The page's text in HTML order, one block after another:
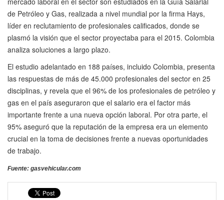
de Petróleo y Gas, realizada a nivel mundial por la firma Hays,
líder en reclutamiento de profesionales calificados, donde se
plasmó la visión que el sector proyectaba para el 2015. Colombia
analiza soluciones a largo plazo.
El estudio adelantado en 188 países, incluido Colombia, presenta
las respuestas de más de 45.000 profesionales del sector en 25
disciplinas, y revela que el 96% de los profesionales de petróleo y
gas en el país aseguraron que el salario era el factor más
importante frente a una nueva opción laboral. Por otra parte, el
95% aseguró que la reputación de la empresa era un elemento
crucial en la toma de decisiones frente a nuevas oportunidades
de trabajo.
Fuente: gasvehicular.com